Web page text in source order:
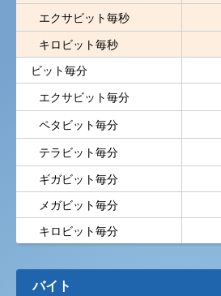
エクサビット毎秒
キロビット毎秒
ビット毎分
エクサビット毎分
ペタビット毎分
テラビット毎分
ギガビット毎分
メガビット毎分
キロビット毎分
バイト